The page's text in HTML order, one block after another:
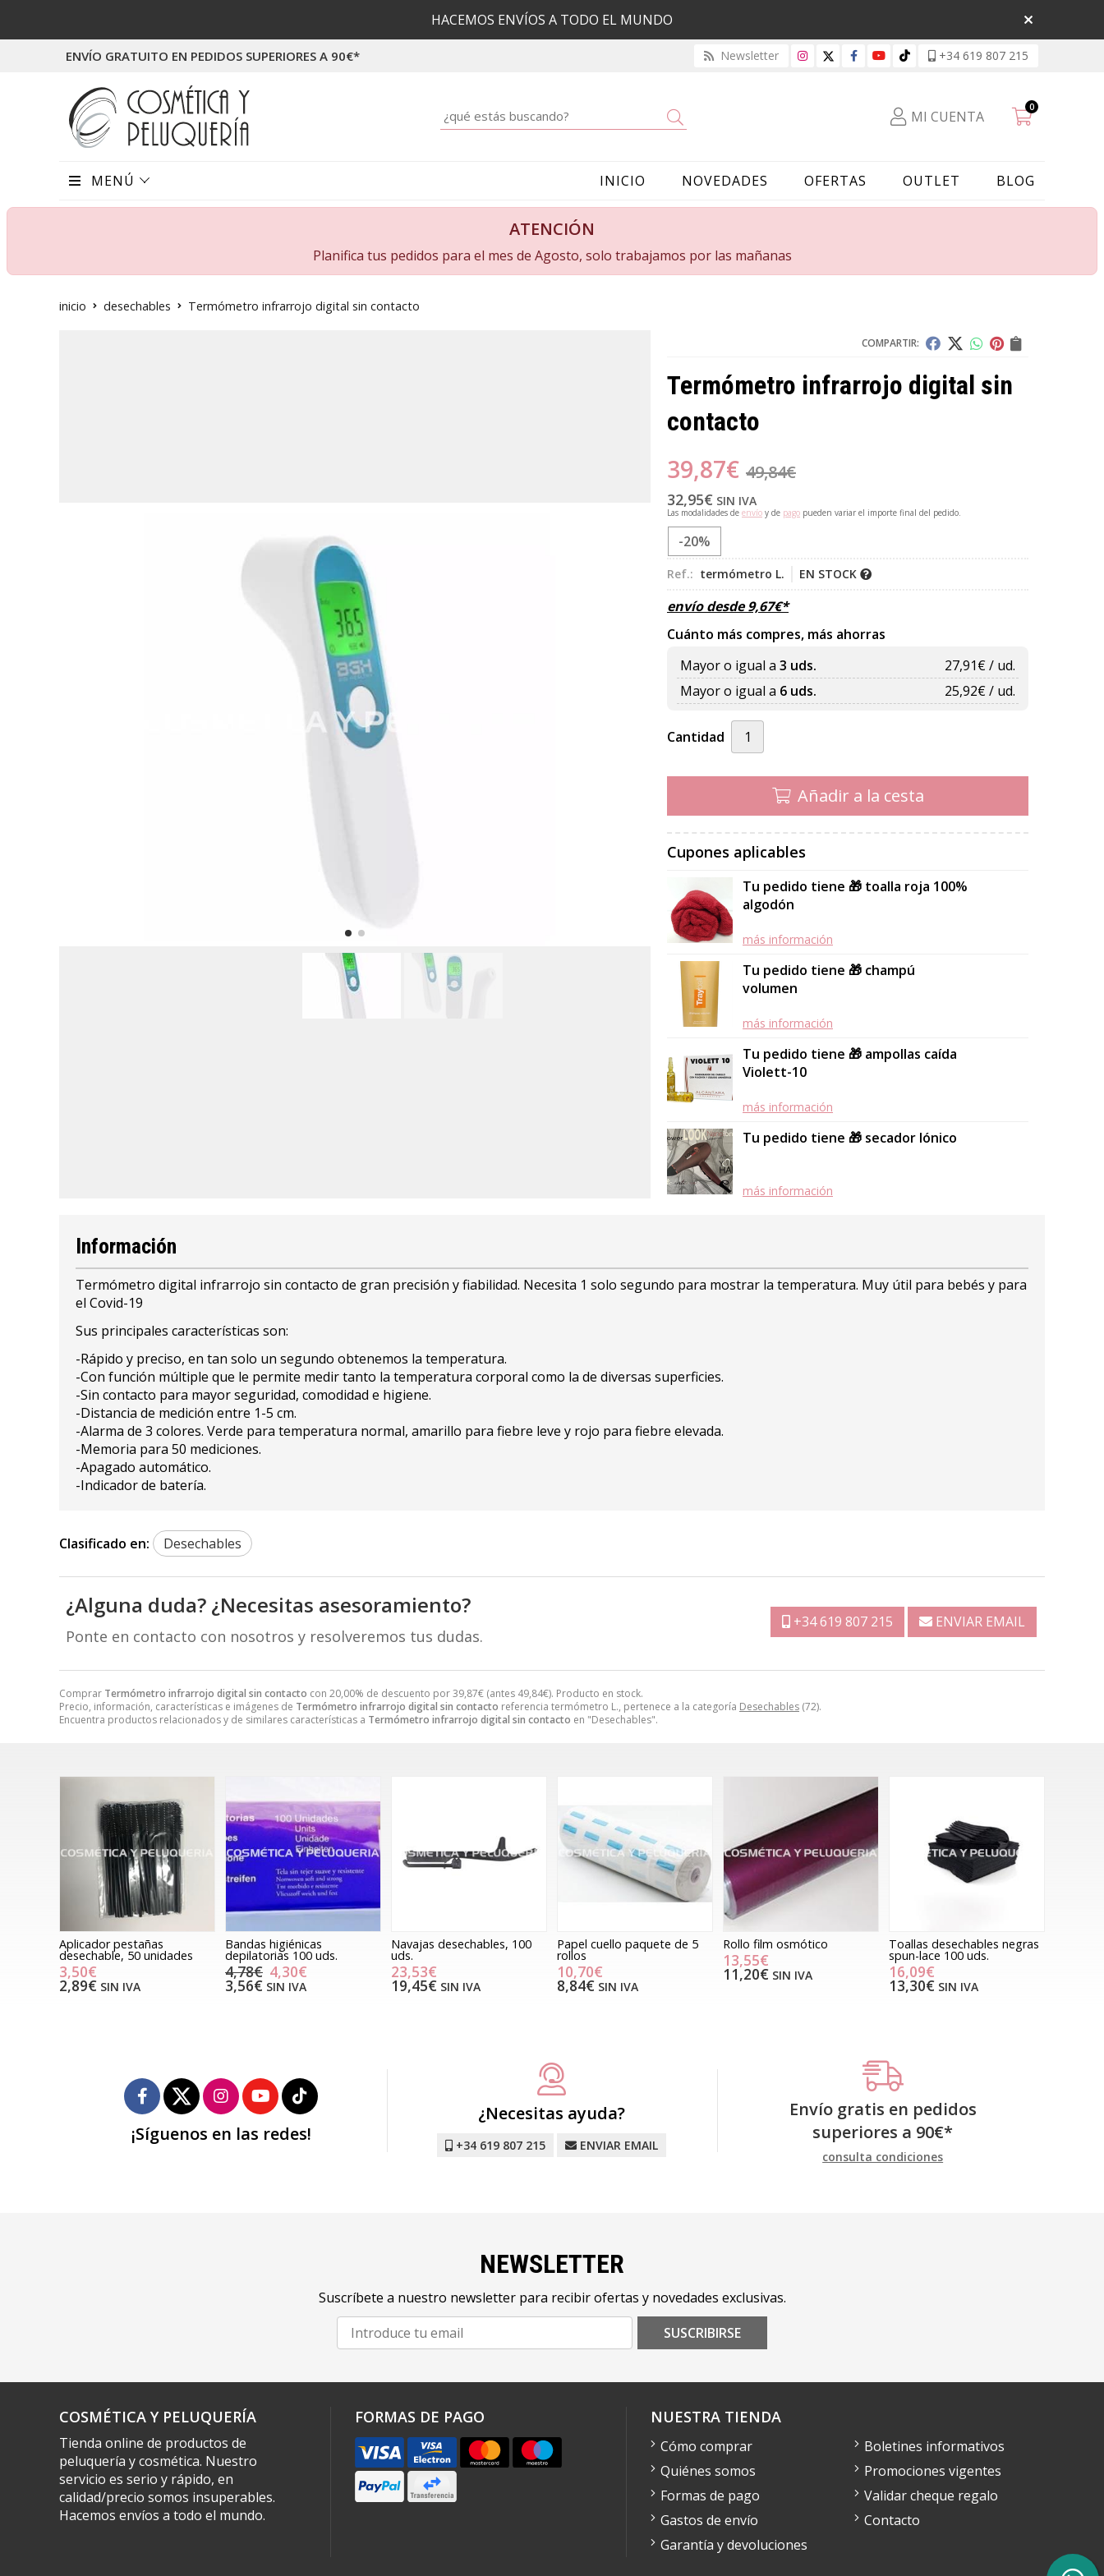
HACEMOS ENVÍOS A TODO EL MUNDO
ENVÍO GRATUITO EN PEDIDOS SUPERIORES A 90€* Newsletter +34 619 807 215
MI CUENTA
0
MENÚ INICIO NOVEDADES OFERTAS OUTLET BLOG
ATENCIÓN
Planifica tus pedidos para el mes de Agosto, solo trabajamos por las mañanas
inicio desechables Termómetro infrarrojo digital sin contacto
COMPARTIR:
Termómetro infrarrojo digital sin
contacto
39,87€ 49,84€
32,95€ SIN IVA
Las modalidades de envío y de pago pueden variar el importe final del pedido.
-20%
Ref.: termómetro L. EN STOCK
envío desde9,67€*
Cuánto más compres, más ahorras
Mayor o igual a 3 uds. 27,91€ / ud.
Mayor o igual a 6 uds. 25,92€ / ud.
Cantidad
Añadir a la cesta
Cupones aplicables
Tu pedido tiene 🎁 toalla roja 100%
algodón
más información
Tu pedido tiene 🎁 champú
volumen
más información
Tu pedido tiene 🎁 ampollas caída
Violett-10
más información
Tu pedido tiene 🎁 secador Iónico
más información
Comprar Termómetro infrarrojo digital sin contacto con 20,00% de descuento por39,87€ (antes 49,84€). Producto en stock.
Precio, información, características e imágenes de Termómetro infrarrojo digital sin contacto referencia termómetro L., pertenece a la categoría Desechables (72).
Encuentra productos relacionados y de similares características a Termómetro infrarrojo digital sin contacto en "Desechables".
Información
Termómetro digital infrarrojo sin contacto de gran precisión y fiabilidad. Necesita 1 solo segundo para mostrar la temperatura. Muy útil para bebés y para
el Covid-19
Sus principales características son:
-Rápido y preciso, en tan solo un segundo obtenemos la temperatura.
-Con función múltiple que le permite medir tanto la temperatura corporal como la de diversas superficies.
-Sin contacto para mayor seguridad, comodidad e higiene.
-Distancia de medición entre 1-5 cm.
-Alarma de 3 colores. Verde para temperatura normal, amarillo para fiebre leve y rojo para fiebre elevada.
-Memoria para 50 mediciones.
-Apagado automático.
-Indicador de batería.
Clasificado en: Desechables
¿Alguna duda? ¿Necesitas asesoramiento?
Ponte en contacto con nosotros y resolveremos tus dudas.
+34 619 807 215 ENVIAR EMAIL
Aplicador pestañas
desechable, 50 unidades
3,50€
2,89€ SIN IVA
Bandas higiénicas
depilatorias 100 uds.
4,78€ 4,30€
3,56€ SIN IVA
Navajas desechables, 100
uds.
23,53€
19,45€ SIN IVA
Papel cuello paquete de 5
rollos
10,70€
8,84€ SIN IVA
Rollo film osmótico
13,55€
11,20€ SIN IVA
Toallas desechables negras
spun-lace 100 uds.
16,09€
13,30€ SIN IVA
¡Síguenos en las redes!
¿Necesitas ayuda?
+34 619 807 215 ENVIAR EMAIL
Envío gratis en pedidos
superiores a 90€*
consulta condiciones
NEWSLETTER
Suscríbete a nuestro newsletter para recibir ofertas y novedades exclusivas.
SUSCRIBIRSE
COSMÉTICA Y PELUQUERÍA
Tienda online de productos de
peluquería y cosmética. Nuestro
servicio es serio y rápido, en
calidad/precio somos insuperables.
Hacemos envíos a todo el mundo.
FORMAS DE PAGO NUESTRA TIENDA
Cómo comprar
Quiénes somos
Formas de pago
Gastos de envío
Garantía y devoluciones
Boletines informativos
Promociones vigentes
Validar cheque regalo
Contacto